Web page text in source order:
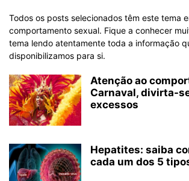
Todos os posts selecionados têm este tema
comportamento sexual. Fique a conhecer
tema lendo atentamente toda a informação
disponibilizamos para si.
Atenção ao
Carnaval, divirta-
excessos
Hepatites: saiba
cada um dos 5